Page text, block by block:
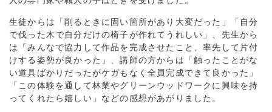
生徒からは「削るときに固い箇所があり大変だった」「自分
で伐った木で自分だけの椅子が作れてうれしい」、先生から
は「みんなで協力して作品を完成させたこと、率先して片付
けする姿勢が良かった」、講師の方からは「触ったことがな
い道具ばかりだったがケガもなく全員完成できて良かった」
「この体験を通して林業やグリーンウッドワークに興味を持
ってくれたら嬉しい」などの感想があがりました。